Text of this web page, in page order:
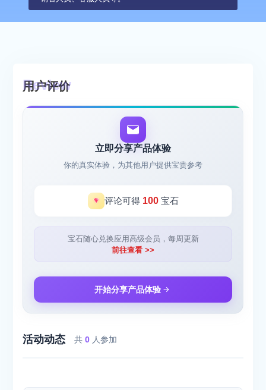
用户评价
立即分享产品体验
你的真实体验，为其他用户提供宝贵参考
评论可得 100宝石
宝石随心兑换应用高级会员，每周更新
前往查看 >>
开始分享产品体验
活动动态 共0 人参加